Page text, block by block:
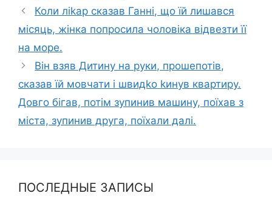
Коли ліkар сказав Ганні, що їй лишався
місяць, жінка попросила чоловіка відвезти її
на море.
Він взяв Дитину на руки, прошепотів,
сказав їй мовчати і швидkо kинув квартиру.
Довго бігав, потім зупинив машину, поїхав з
міста, зупинив друга, поїхали далі.
ПОСЛЕДНЫЕ ЗАПИСЫ